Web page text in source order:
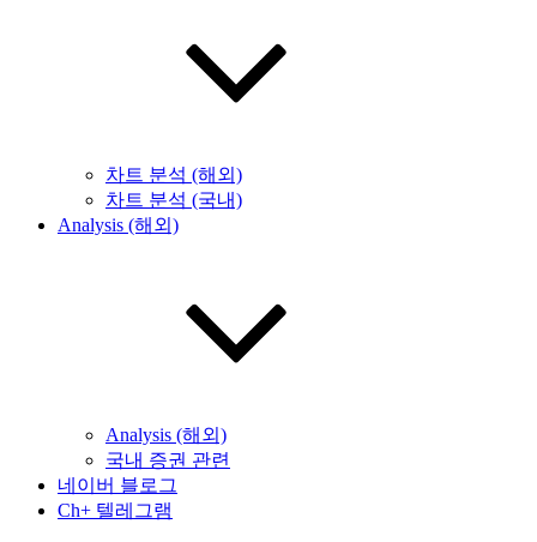
차트 분석 (해외)
차트 분석 (국내)
Analysis (해외)
Analysis (해외)
국내 증권 관련
네이버 블로그
Ch+ 텔레그램